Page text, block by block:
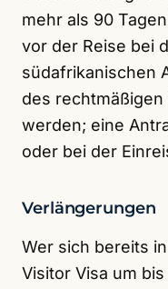
mehr als 90
vor der Reise bei
südafrikanischen
des
werden; eine
oder bei der
Verlängerungen
Wer sich bereits
Visitor Visa um